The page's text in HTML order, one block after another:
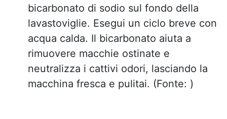
bicarbonato di sodio sul fondo della
lavastoviglie. Esegui un ciclo breve con
acqua calda. Il bicarbonato aiuta a
rimuovere macchie ostinate e
neutralizza i cattivi odori, lasciando la
macchina fresca e pulitai. (Fonte: )